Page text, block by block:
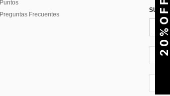
Puntos
Preguntas Frecuentes
CL +